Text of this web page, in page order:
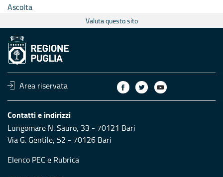
Ascolta
Valuta questo sito
Area riservata
Contatti e indirizzi
Lungomare N. Sauro, 33 - 70121 Bari
Via G. Gentile, 52 - 70126 Bari
Elenco PEC e Rubrica